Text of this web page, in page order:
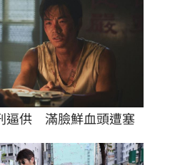
逼供　滿臉鮮血頭遭塞